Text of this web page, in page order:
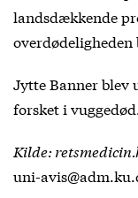
landsdækkende
overdødeligheden
Jytte Banner blev
forsket i
Kilde:
uni-